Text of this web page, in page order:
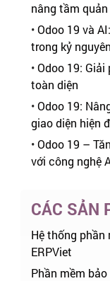
nâng tầm
•Odoo 19 và
trong kỷ
•Odoo 19: Giải
toàn diện
•Odoo 19:
giao diện hiện
•Odoo 19 –
với công nghệ
CÁC SẢN
Hệ thống phần
ERPViet
Phần mềm